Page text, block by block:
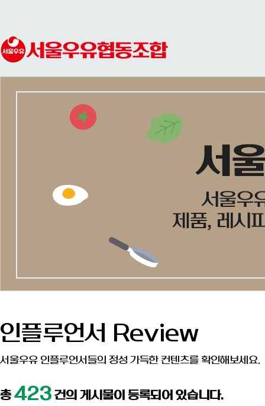
인플루언서 Review
서울우유 인플루언서들의 정성 가득한 컨텐츠를 확인해보세요.
총 423 건의 게시물이 등록되어 있습니다.